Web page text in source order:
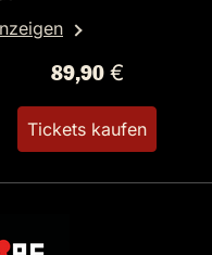
89,90 €
Tickets kaufen